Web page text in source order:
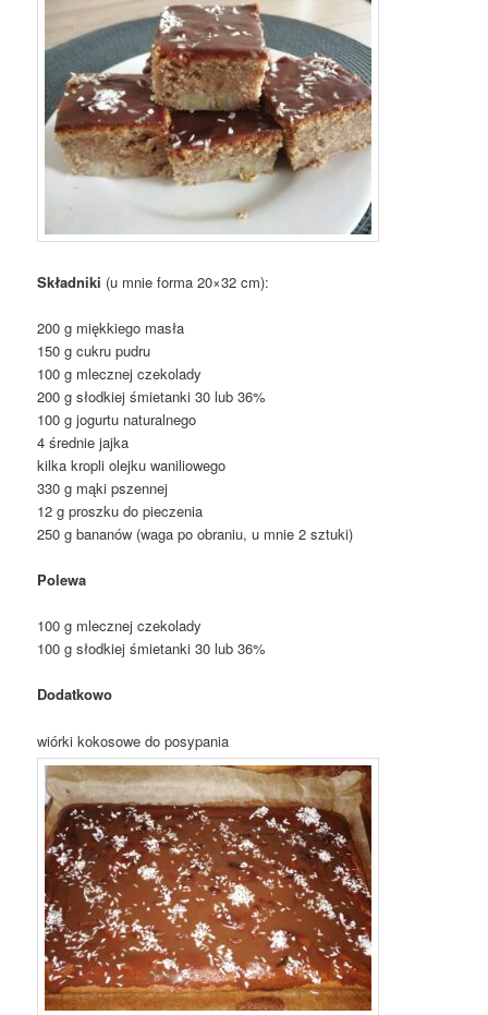
Składniki (u mnie forma 20×32 cm):
200 g miękkiego masła
150 g cukru pudru
100 g mlecznej czekolady
200 g słodkiej śmietanki 30 lub 36%
100 g jogurtu naturalnego
4 średnie jajka
kilka kropli olejku waniliowego
330 g mąki pszennej
12 g proszku do pieczenia
250 g bananów (waga po obraniu, u mnie 2 sztuki)
Polewa
100 g mlecznej czekolady
100 g słodkiej śmietanki 30 lub 36%
Dodatkowo
wiórki kokosowe do posypania